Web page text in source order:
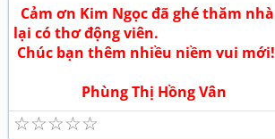
Cảm ơn Kim Ngọc đã ghé thăm nhà
lại có thơ động viên.
Chúc bạn thêm nhiều niềm vui mới!
Phùng Thị Hồng Vân
☆
☆
☆
☆
☆